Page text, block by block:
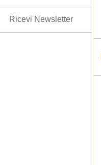
Ricevi Newsletter